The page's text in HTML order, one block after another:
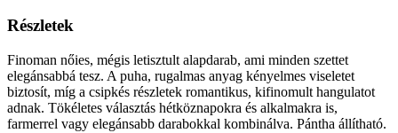
Részletek
Finoman nőies, mégis letisztult alapdarab, ami minden szettet
elegánsabbá tesz. A puha, rugalmas anyag kényelmes viseletet
biztosít, míg a csipkés részletek romantikus, kifinomult hangulatot
adnak. Tökéletes választás hétköznapokra és alkalmakra is,
farmerrel vagy elegánsabb darabokkal kombinálva. Pántha állítható.